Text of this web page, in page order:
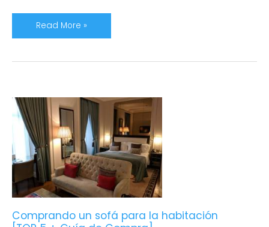
Read More »
Comprando un sofá para la habitación
Comprando
un
sofá
para
la
habitación
[TOP
5
Guía